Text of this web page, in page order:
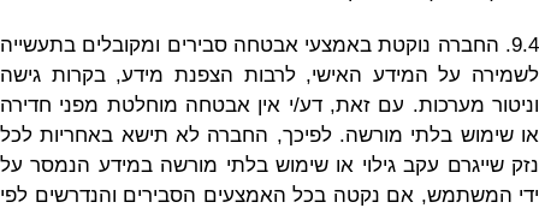
9.4. החברה נוקטת באמצעי אבטחה סבירים ומקובלים בתעשייה
לשמירה על המידע האישי, לרבות הצפנת מידע, בקרות גישה
וניטור מערכות. עם זאת, דע/י אין אבטחה מוחלטת מפני חדירה
או שימוש בלתי מורשה. לפיכך, החברה לא תישא באחריות לכל
נזק שייגרם עקב גילוי או שימוש בלתי מורשה במידע הנמסר על
ידי המשתמש, אם נקטה בכל האמצעים הסבירים והנדרשים לפי